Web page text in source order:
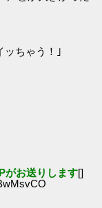
ッちゃう！｣
がお送りします[]